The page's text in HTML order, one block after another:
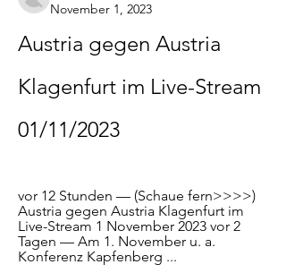
November 1, 2023
Austria gegen Austria
Klagenfurt im Live-Stream
01/11/2023
vor 12 Stunden — (Schaue fern>>>>)
Austria gegen Austria Klagenfurt im
Live-Stream 1 November 2023 vor 2
Tagen — Am 1. November u. a.
Konferenz Kapfenberg ...